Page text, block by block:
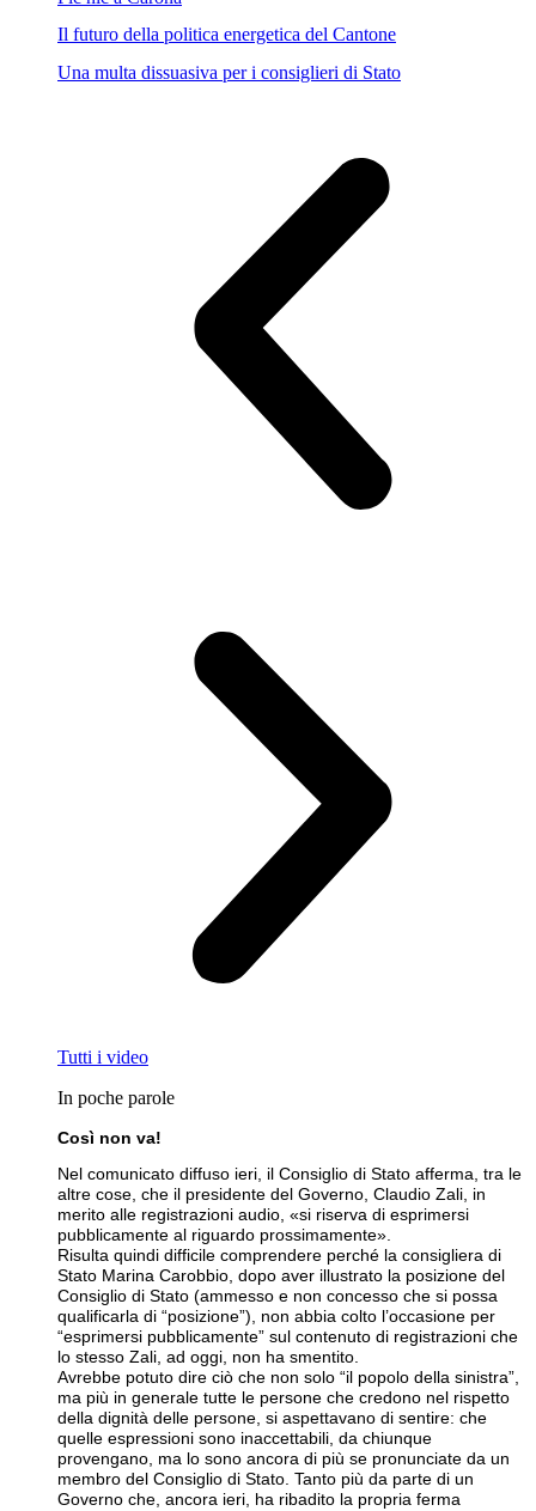
Il futuro della politica energetica del Cantone
Una multa dissuasiva per i consiglieri di Stato
Tutti i video
In poche parole
Così non va!
Nel comunicato diffuso ieri, il Consiglio di Stato afferma, tra le
altre cose, che il presidente del Governo, Claudio Zali, in
merito alle registrazioni audio, «si riserva di esprimersi
pubblicamente al riguardo prossimamente».
Risulta quindi difficile comprendere perché la consigliera di
Stato Marina Carobbio, dopo aver illustrato la posizione del
Consiglio di Stato (ammesso e non concesso che si possa
qualificarla di “posizione”), non abbia colto l’occasione per
“esprimersi pubblicamente” sul contenuto di registrazioni che
lo stesso Zali, ad oggi, non ha smentito.
Avrebbe potuto dire ciò che non solo “il popolo della sinistra”,
ma più in generale tutte le persone che credono nel rispetto
della dignità delle persone, si aspettavano di sentire: che
quelle espressioni sono inaccettabili, da chiunque
provengano, ma lo sono ancora di più se pronunciate da un
membro del Consiglio di Stato. Tanto più da parte di un
Governo che, ancora ieri, ha ribadito la propria ferma